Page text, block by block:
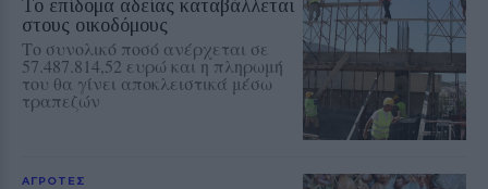
Το επίδομα αδείας καταβάλλεται
στους οικοδόμους
Το συνολικό ποσό ανέρχεται σε
57.487.814,52 ευρώ και η πληρωμή
του θα γίνει αποκλειστικά μέσω
τραπεζών
ΑΓΡΟΤΕΣ